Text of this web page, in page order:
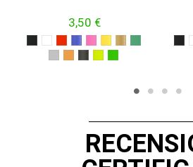
3,50 €
NEROBIANCO
ROSSO
BLUFUCSIA
GIALLO
OROVERDE
ARGENTO
ARANCIONE
NERO OPACO
GIALLO FLUO
VERDE FLUO